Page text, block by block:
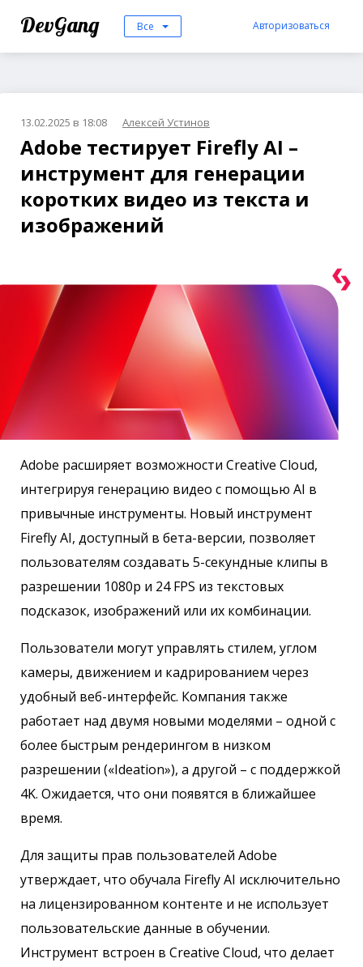
DevGang Все Авторизоваться
13.02.2025 в 18:08 Алексей Устинов
Adobe тестирует Firefly AI –
инструмент для генерации
коротких видео из текста и
изображений
Adobe расширяет возможности Creative Cloud,
интегрируя генерацию видео с помощью AI в
привычные инструменты. Новый инструмент
Firefly AI, доступный в бета-версии, позволяет
пользователям создавать 5-секундные клипы в
разрешении 1080p и 24 FPS из текстовых
подсказок, изображений или их комбинации.
Пользователи могут управлять стилем, углом
камеры, движением и кадрированием через
удобный веб-интерфейс. Компания также
работает над двумя новыми моделями – одной с
более быстрым рендерингом в низком
разрешении («Ideation»), а другой – с поддержкой
4K. Ожидается, что они появятся в ближайшее
время.
Для защиты прав пользователей Adobe
утверждает, что обучала Firefly AI исключительно
на лицензированном контенте и не использует
пользовательские данные в обучении.
Инструмент встроен в Creative Cloud, что делает